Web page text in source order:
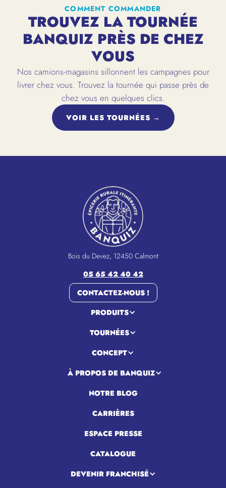
COMMENT COMMANDER
TROUVEZ LA TOURNÉE
BANQUIZ PRÈS DE CHEZ
VOUS
Nos camions-magasins sillonnent les campagnes pour
livrer chez vous. Trouvez la tournée qui passe près de
chez vous en quelques clics.
VOIR LES TOURNÉES →
Bois du Devez, 12450 Calmont
05 65 42 40 42
CONTACTEZ-NOUS !
PRODUITS
TOURNÉES
CONCEPT
À PROPOS DE BANQUIZ
NOTRE BLOG
CARRIÈRES
ESPACE PRESSE
CATALOGUE
DEVENIR FRANCHISÉ